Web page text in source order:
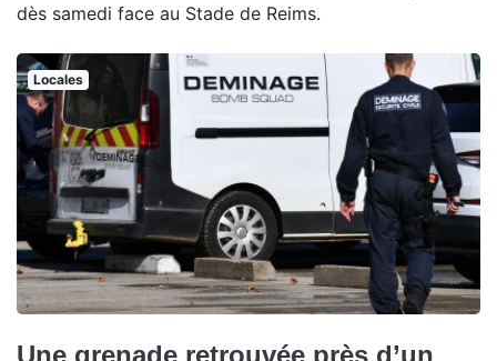
dès samedi face au Stade de Reims.
Locales
Une grenade retrouvée près d’un